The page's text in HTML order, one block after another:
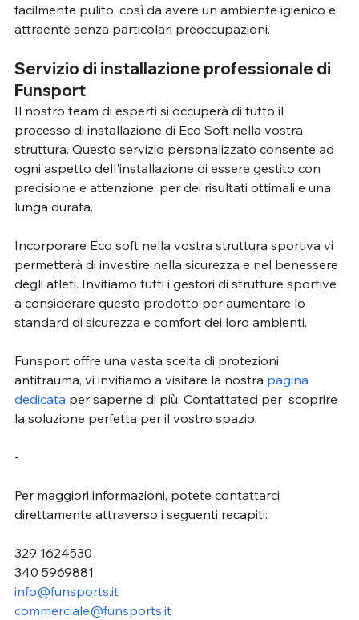
facilmente pulito, così da avere un ambiente igienico e
attraente senza particolari preoccupazioni.
Servizio di installazione professionale di
Funsport
Il nostro team di esperti si occuperà di tutto il
processo di installazione di Eco Soft nella vostra
struttura. Questo servizio personalizzato consente ad
ogni aspetto dell'installazione di essere gestito con
precisione e attenzione, per dei risultati ottimali e una
lunga durata.
Incorporare Eco soft nella vostra struttura sportiva vi
permetterà di investire nella sicurezza e nel benessere
degli atleti. Invitiamo tutti i gestori di strutture sportive
a considerare questo prodotto per aumentare lo
standard di sicurezza e comfort dei loro ambienti.
Funsport offre una vasta scelta di protezioni
antitrauma, vi invitiamo a visitare la nostra pagina
dedicata per saperne di più. Contattateci per  scoprire
la soluzione perfetta per il vostro spazio.
-
Per maggiori informazioni, potete contattarci
direttamente attraverso i seguenti recapiti:
329 1624530
340 5969881
info@funsports.it
commerciale@funsports.it